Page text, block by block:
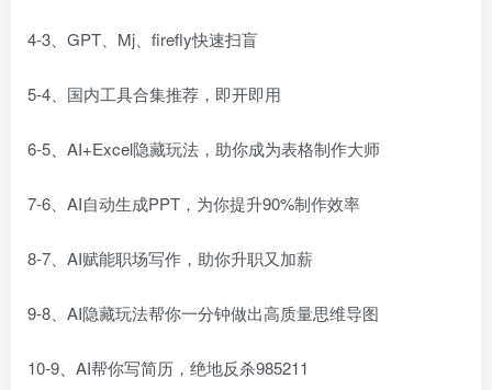
4-3、GPT、Mj、firefly快速扫盲
5-4、国内工具合集推荐，即开即用
6-5、AI+Excel隐藏玩法，助你成为表格制作大师
7-6、AI自动生成PPT，为你提升90%制作效率
8-7、AI赋能职场写作，助你升职又加薪
9-8、AI隐藏玩法帮你一分钟做出高质量思维导图
10-9、AI帮你写简历，绝地反杀985211